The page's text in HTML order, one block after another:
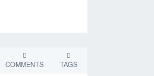
COMMENTS TAGS